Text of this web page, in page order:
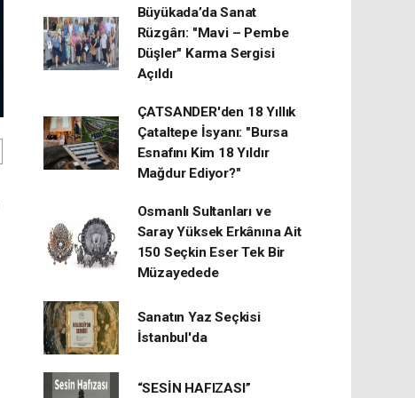
Büyükada’da Sanat
Rüzgârı: "Mavi – Pembe
Düşler" Karma Sergisi
Açıldı
ÇATSANDER'den 18 Yıllık
Çataltepe İsyanı: "Bursa
Esnafını Kim 18 Yıldır
Mağdur Ediyor?"
Osmanlı Sultanları ve
Saray Yüksek Erkânına Ait
150 Seçkin Eser Tek Bir
Müzayedede
Sanatın Yaz Seçkisi
İstanbul'da
“SESİN HAFIZASI”